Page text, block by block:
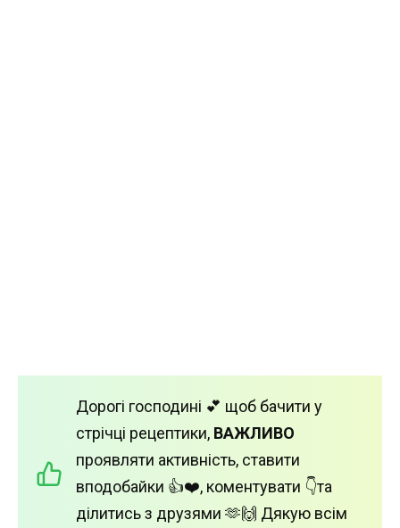
Дорогі господині 💕 щоб бачити у
стрічці рецептики, ВАЖЛИВО
проявляти активність, ставити
вподобайки 👍❤️, коментувати 👇та
ділитись з друзями 🫶🙌 Дякую всім